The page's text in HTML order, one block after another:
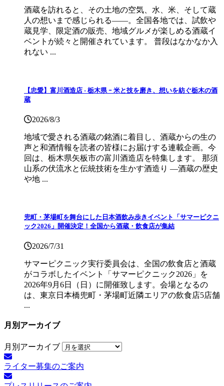
酒蔵を訪れると、その土地の空気、水、米、そして蔵
人の想いまで感じられる——。全国各地では、試飲や
蔵見学、限定酒の販売、地域グルメが楽しめる酒蔵イ
ベントが続々と開催されています。 普段はなかなか入
れない ...
【忠愛】富川酒造店 ‐ 栃木県 ｰ 米と技を磨き、想いを紡ぐ栃木の酒
蔵
2026/8/3
地域で愛される酒蔵の銘酒に着目し、酒蔵からの生の
声と和酒情報を読者の皆様にお届けする連載企画。今
回は、栃木県矢板市の富川酒造店を特集します。 那須
山系の伏流水と伝統技術を生かす酒造り ―酒蔵の歴史
や地 ...
兜町・茅場町を舞台にした日本酒飲み歩きイベント「サマーピクニ
ック2026」開催決定！全国から酒蔵・飲食店が集結
2026/7/31
サマーピクニック実⾏委員会は、全国の飲⾷店と酒蔵
がコラボしたイベント「サマーピクニック2026」を
2026年9月6日（日）に開催致します。会場となるの
は、東京日本橋兜町・茅場町近隣エリアの飲食店5店舗
...
月別アーカイブ
月別アーカイブ
ライター募集のご案内